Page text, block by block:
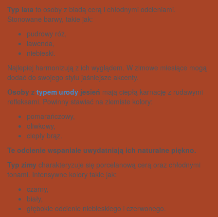
Typ lata to osoby z bladą cerą i chłodnymi odcieniami.
Stonowane barwy, takie jak:
pudrowy róż,
lawenda,
niebieski.
Najlepiej harmonizują z ich wyglądem. W zimowe miesiące mogą
dodać do swojego stylu jaśniejsze akcenty.
Osoby z typem urody jesień mają ciepłą karnację z rudawymi
refleksami. Powinny stawiać na ziemiste kolory:
pomarańczowy,
oliwkowy,
ciepły brąz.
Te odcienie wspaniale uwydatniają ich naturalne piękno.
Typ zimy charakteryzuje się porcelanową cerą oraz chłodnymi
tonami. Intensywne kolory takie jak:
czarny,
biały,
głębokie odcienie niebieskiego i czerwonego.